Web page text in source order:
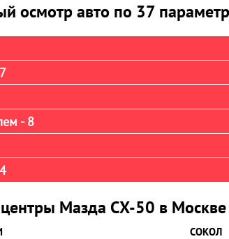
осмотр авто по 37
- 8
Мазда СХ-50 в Москве
СОКОЛ